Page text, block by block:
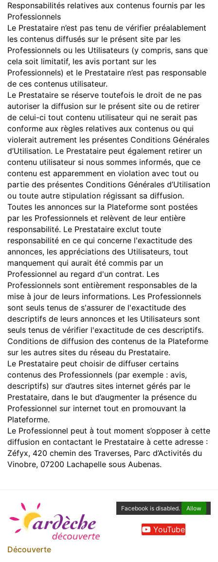
Responsabilités relatives aux contenus fournis par les
Professionnels
Le Prestataire n’est pas tenu de vérifier préalablement
les contenus diffusés sur le présent site par les
Professionnels ou les Utilisateurs (y compris, sans que
cela soit limitatif, les avis portant sur les
Professionnels) et le Prestataire n’est pas responsable
de ces contenus utilisateur.
Le Prestataire se réserve toutefois le droit de ne pas
autoriser la diffusion sur le présent site ou de retirer
de celui-ci tout contenu utilisateur qui ne serait pas
conforme aux règles relatives aux contenus ou qui
violerait autrement les présentes Conditions Générales
d’Utilisation. Le Prestataire peut également retirer un
contenu utilisateur si nous sommes informés, que ce
contenu est apparemment en violation avec tout ou
partie des présentes Conditions Générales d’Utilisation
ou toute autre stipulation régissant sa diffusion.
Toutes les annonces sur la Plateforme sont postées
par les Professionnels et relèvent de leur entière
responsabilité. Le Prestataire exclut toute
responsabilité en ce qui concerne l'exactitude des
annonces, les appréciations des Utilisateurs, tout
manquement qui aurait été commis par un
Professionnel au regard d'un contrat. Les
Professionnels sont entièrement responsables de la
mise à jour de leurs informations. Les Professionnels
sont seuls tenus de s'assurer de l'exactitude des
descriptifs de leurs annonces et les Utilisateurs sont
seuls tenus de vérifier l'exactitude de ces descriptifs.
Conditions de diffusion des contenus de la Plateforme
sur les autres sites du réseau du Prestataire.
Le Prestataire peut choisir de diffuser certains
contenus des Professionnels (par exemple : avis,
descriptifs) sur d’autres sites internet gérés par le
Prestataire, dans le but d’augmenter la présence du
Professionnel sur internet tout en promouvant la
Plateforme.
Le Professionnel peut à tout moment s’opposer à cette
diffusion en contactant le Prestataire à cette adresse :
Zéfyx, 420 chemin des Traverses, Parc d’Activités du
Vinobre, 07200 Lachapelle sous Aubenas.
Facebook is disabled. Allow
YouTube
Découverte